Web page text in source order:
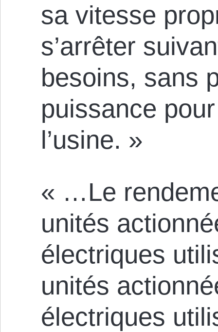
sa vitesse
s’arrêter
besoins, sans
puissance
l’usine. »
« …Le
unités
électriques
unités
électriques